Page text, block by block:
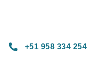
+51 958 334 254